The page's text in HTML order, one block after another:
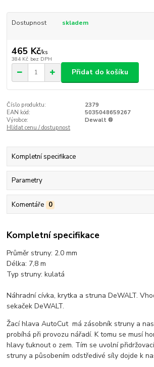
Dostupnost skladem
465 Kč/ks
384 Kč bez DPH
Přidat do košíku
Číslo produktu:
2379
EAN kód:
5035048659267
Výrobce:
Dewalt ®
Hlídat cenu / dostupnost
Kompletní specifikace
Parametry
Komentáře 0
Kompletní specifikace
Průměr struny: 2.0 mm
Délka: 7,8 m
Typ struny: kulatá
Náhradní cívka, krytka a struna DeWALT.
sekaček DeWALT.
Žací hlava AutoCut má zásobník struny a
probíhá při provozu nářadí. K tomu se musí
hlavy ťuknout o zem. Tím se uvolní
struny a působením odstředivé síly dojde k